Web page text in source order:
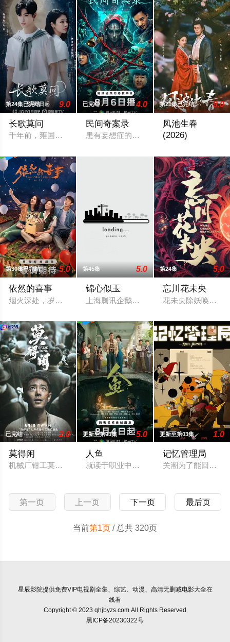
第24集已完结 9.0
长歌莫问
千年前，雍国泥塑世家楚门因进贡的“十二生肖”离奇流血炸裂，
已完结 4.0
民间奇案录
患有妄想症的警察张天盛遇上一起离奇的
第21集已完结 8.0
凤池生春
(2026)
第30集已完结 5.0
依然的喜事
烟火深处，岁月生香。
第45集 5.0
锦心似玉
上海腾讯企鹅影视担任出品的《锦心似玉
第24集 5.0
忘川花未央
花未央除妖唤醒簪
已完结 2.0
莫得闲
机械厂钳工莫得闲（肖战 饰）拖家带口随逃难队伍躲进山区，
更新至第03集 5.0
人鱼
就读于职业中学培训部的花季女生苏琳（
更新至第03集 1.0
记忆管理局
关潮为了能回到过
第一页 上一页 下一页 最后页
当前第1页 / 总共 320页
星辰影院提供免费VIP电视剧全集、综艺、动漫、高清无删减电影大全在
线看
Copyright © 2023 qhjbyzs.com All Rights Reserved
黑ICP备20230322号